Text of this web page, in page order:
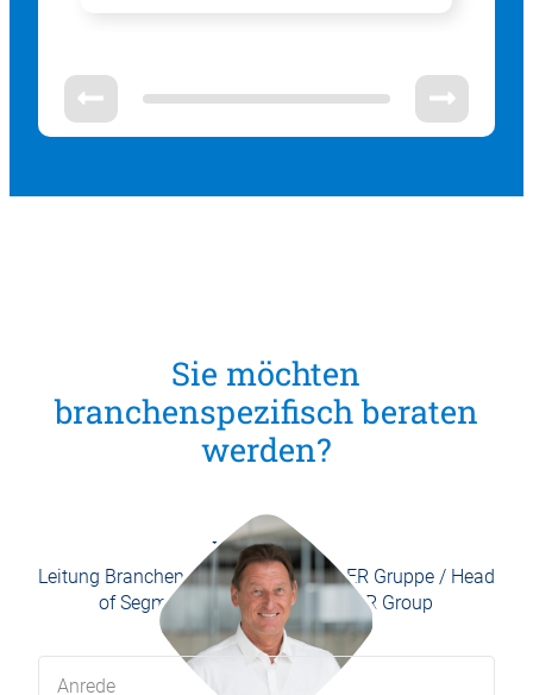
Sie möchten
branchenspezifisch beraten
werden?
Ralf Plank
Leitung Branchen-Management WEBER Gruppe / Head
of Segment Management WEBER Group